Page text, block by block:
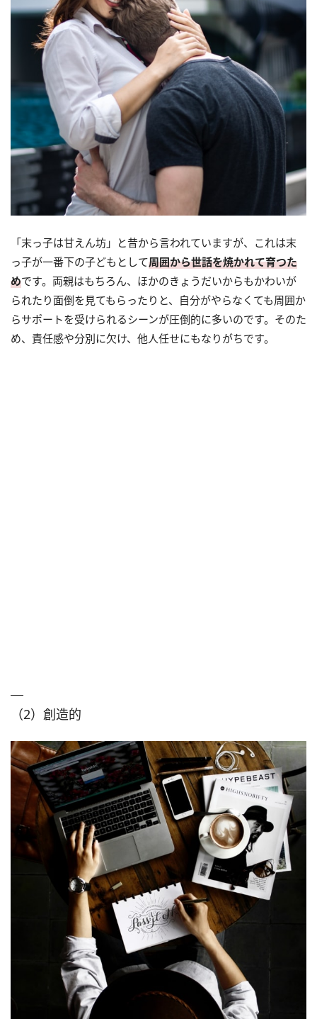
「末っ子は甘えん坊」と昔から言われていますが、これは末
っ子が一番下の子どもとして周囲から世話を焼かれて育つた
めです。両親はもちろん、ほかのきょうだいからもかわいが
られたり面倒を見てもらったりと、自分がやらなくても周囲か
らサポートを受けられるシーンが圧倒的に多いのです。そのた
め、責任感や分別に欠け、他人任せにもなりがちです。
（2）創造的